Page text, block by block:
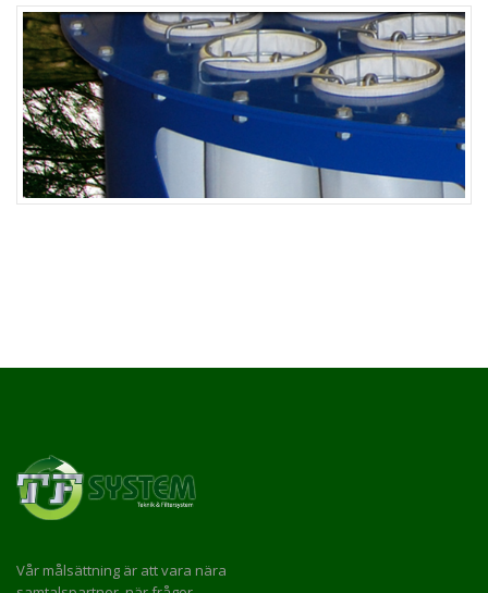
Vår målsättning är att vara nära